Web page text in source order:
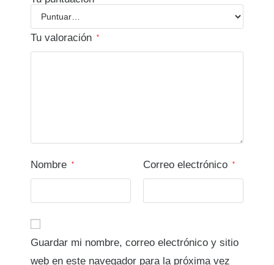
Tu valoración *
Nombre * Correo electrónico *
Guardar mi nombre, correo electrónico y sitio
web en este navegador para la próxima vez